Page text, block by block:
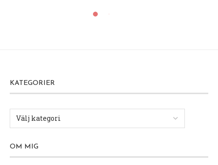
Pannkakor, Våfflor, Crêpes
mina barn brukar alltid äta sig blå på vanliga
plättar men nu nöjde de sig med mycket mindre,
fast alla tyckte det var jättegott och ingen
skillnad i smak eller konsistens mot vanliga.